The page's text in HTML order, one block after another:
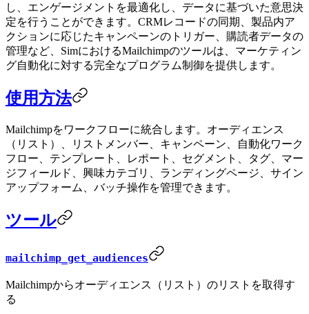
し、エンゲージメントを最適化し、データに基づいた意思決
定を行うことができます。CRMレコードの同期、製品内ア
クションに応じたキャンペーンのトリガー、購読者データの
管理など、SimにおけるMailchimpのツールは、マーケティン
グ自動化に対する完全なプログラム制御を提供します。
使用方法
Mailchimpをワークフローに統合します。オーディエンス
（リスト）、リストメンバー、キャンペーン、自動化ワーク
フロー、テンプレート、レポート、セグメント、タグ、マー
ジフィールド、興味カテゴリ、ランディングページ、サイン
アップフォーム、バッチ操作を管理できます。
ツール
mailchimp_get_audiences
Mailchimpからオーディエンス（リスト）のリストを取得す
る